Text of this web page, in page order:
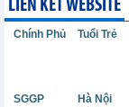
LIÊN KẾT WEBSITE
Chính Phủ Tuổi Trẻ
SGGP
Hà Nội